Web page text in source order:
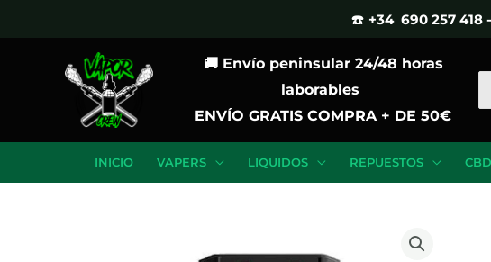
contenido
☎️ +34 690 257 418 -
🚚 Envío peninsular 24/48 horas
laborables
ENVÍO GRATIS COMPRA + DE 50€
INICIO VAPERS LIQUIDOS REPUESTOS CBD